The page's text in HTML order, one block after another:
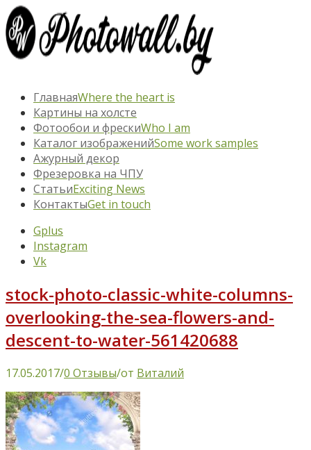
ГлавнаяWhere the heart is
Картины на холсте
Фотообои и фрескиWho I am
Каталог изображенийSome work samples
Ажурный декор
Фрезеровка на ЧПУ
СтатьиExciting News
КонтактыGet in touch
Gplus
Instagram
Vk
stock-photo-classic-white-columns-
overlooking-the-sea-flowers-and-
descent-to-water-561420688
17.05.2017/0 Отзывы/от Виталий